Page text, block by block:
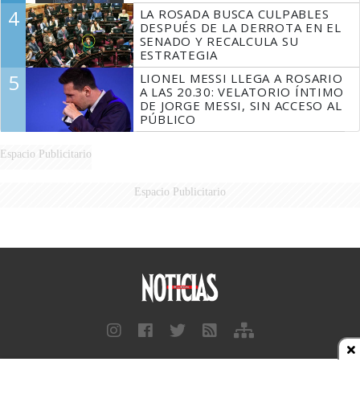
4
LA ROSADA BUSCA CULPABLES
DESPUÉS DE LA DERROTA EN EL
SENADO Y RECALCULA SU
ESTRATEGIA
5
LIONEL MESSI LLEGA A ROSARIO
A LAS 20.30: VELATORIO ÍNTIMO
DE JORGE MESSI, SIN ACCESO AL
PÚBLICO
Espacio Publicitario
Espacio Publicitario